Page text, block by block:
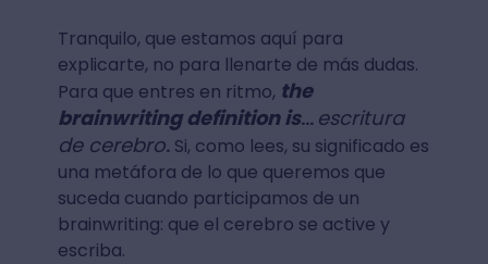
Tranquilo, que estamos aquí para
explicarte, no para llenarte de más dudas.
Para que entres en ritmo, the
brainwriting definition is… escritura
de cerebro.Si, como lees, su significado es
una metáfora de lo que queremos que
suceda cuando participamos de un
brainwriting: que el cerebro se active y
escriba.